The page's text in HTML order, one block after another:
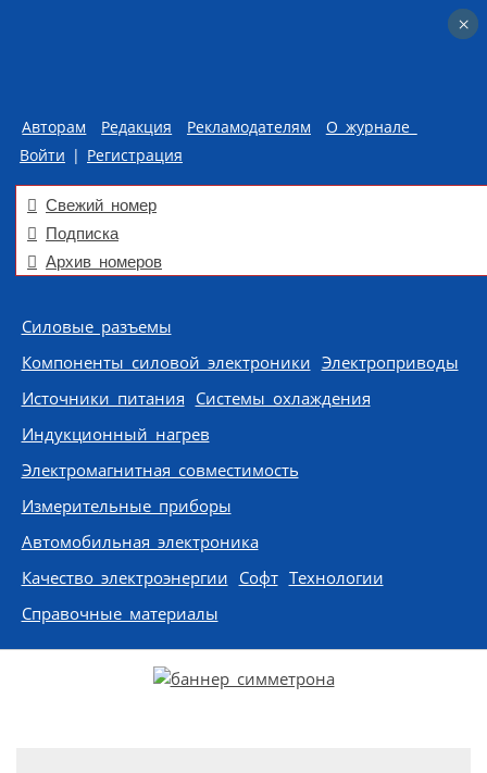
Авторам Редакция Рекламодателям
О журнале
Войти | Регистрация
Свежий номер
Подписка
Архив номеров
Skip to content
Силовые разъемы
Компоненты силовой электроники Электроприводы
Источники питания Системы охлаждения
Индукционный нагрев
Электромагнитная совместимость
Измерительные приборы
Автомобильная электроника
Качество электроэнергии Софт Технологии
Справочные материалы
×
×